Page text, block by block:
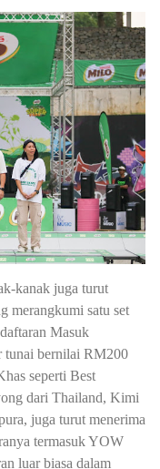
kanak juga turut
merangkumi satu set
Masuk
tunai bernilai RM200
seperti Best
dari Thailand, Kimi
juga turut menerima
termasuk YOW
luar biasa dalam